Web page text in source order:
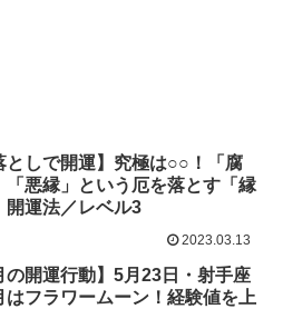
としで開運】究極は○○！「腐
「悪縁」という厄を落とす「縁
開運法／レベル3
2023.03.13
の開運行動】5月23日・射手座
はフラワームーン！経験値を上